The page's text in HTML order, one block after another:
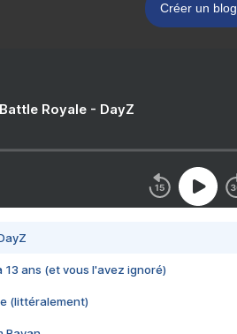
Créer un blog
Royale - DayZ
13 ans (et vous l'avez ignoré)
(littéralement)